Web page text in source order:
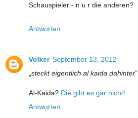
Schauspieler - n u r die anderen?
Antworten
Volker September 13, 2012
steckt eigentlich al kaida dahinter“
Al-Kaida? Die gibt es gar nicht!
Antworten